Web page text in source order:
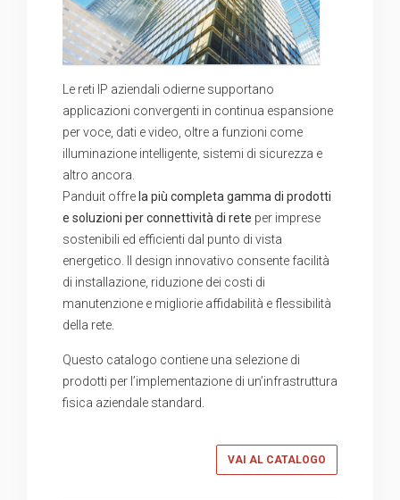
Le reti IP aziendali odierne supportano
applicazioni convergenti in continua espansione
per voce, dati e video, oltre a funzioni come
illuminazione intelligente, sistemi di sicurezza e
altro ancora.
Panduit offre la più completa gamma di prodotti
e soluzioni per connettività di rete per imprese
sostenibili ed efficienti dal punto di vista
energetico.
Il design innovativo consente facilità
di installazione, riduzione dei costi di
manutenzione e migliorie affidabilità e flessibilità
della rete.
Questo catalogo contiene una selezione di
prodotti per l’implementazione di un’infrastruttura
fisica aziendale standard.
VAI AL CATALOGO